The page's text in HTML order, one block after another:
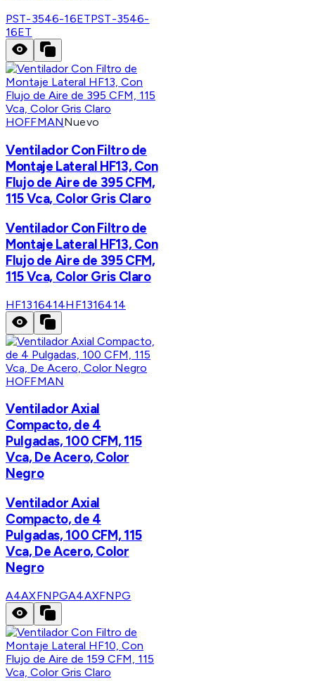
PST-3546-16ETPST-3546-
16ET
HOFFMANNuevo
Ventilador Con Filtro de
Montaje Lateral HF13, Con
Flujo de Aire de 395 CFM,
115 Vca, Color Gris Claro
Ventilador Con Filtro de
Montaje Lateral HF13, Con
Flujo de Aire de 395 CFM,
115 Vca, Color Gris Claro
HF1316414HF1316414
HOFFMAN
Ventilador Axial
Compacto, de 4
Pulgadas, 100 CFM, 115
Vca, De Acero, Color
Negro
Ventilador Axial
Compacto, de 4
Pulgadas, 100 CFM, 115
Vca, De Acero, Color
Negro
A4AXFNPGA4AXFNPG